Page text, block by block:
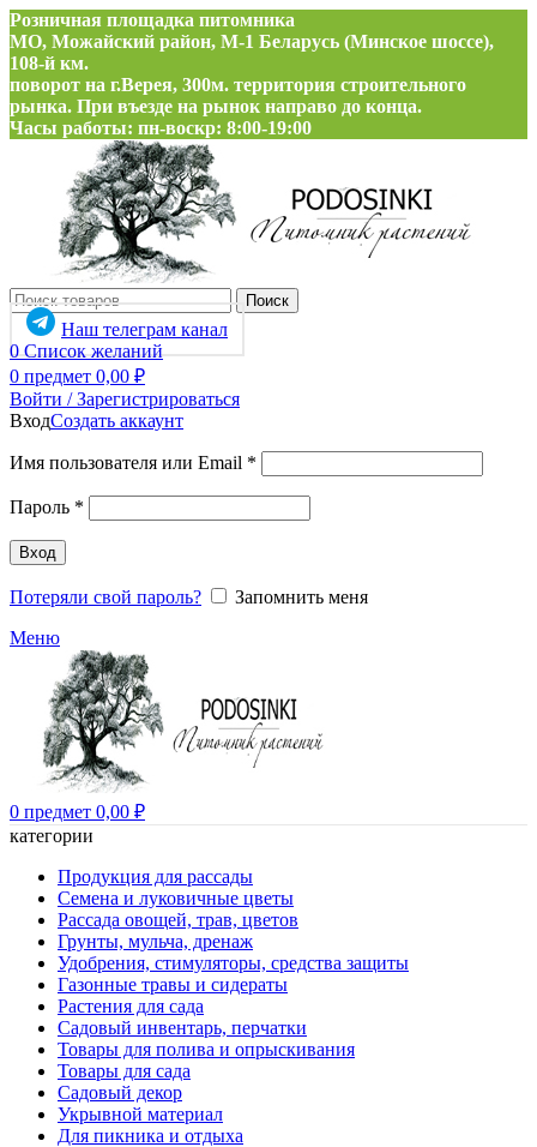
Розничная площадка питомника
МО, Можайский район, М-1 Беларусь (Минское шоссе),
108-й км.
поворот на г.Верея, 300м. территория строительного
рынка. При въезде на рынок направо до конца.
Часы работы: пн-воскр: 8:00-19:00
Поиск
Наш телеграм канал
0 Список желаний
0 предмет 0,00 ₽
Войти / Зарегистрироваться
ВходСоздать аккаунт
Имя пользователя или Email *
Пароль *
Вход
Потеряли свой пароль?
Запомнить меня
Меню
0 предмет 0,00 ₽
категории
Продукция для рассады
Семена и луковичные цветы
Рассада овощей, трав, цветов
Грунты, мульча, дренаж
Удобрения, стимуляторы, средства защиты
Газонные травы и сидераты
Растения для сада
Садовый инвентарь, перчатки
Товары для полива и опрыскивания
Товары для сада
Садовый декор
Укрывной материал
Для пикника и отдыха